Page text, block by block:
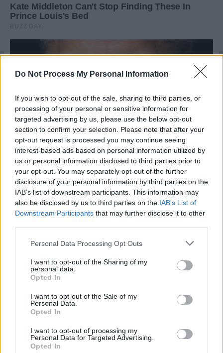
Do Not Process My Personal Information
If you wish to opt-out of the sale, sharing to third parties, or
processing of your personal or sensitive information for
targeted advertising by us, please use the below opt-out
section to confirm your selection. Please note that after your
opt-out request is processed you may continue seeing
interest-based ads based on personal information utilized by
us or personal information disclosed to third parties prior to
your opt-out. You may separately opt-out of the further
disclosure of your personal information by third parties on the
IAB’s list of downstream participants. This information may
also be disclosed by us to third parties on the IAB’s List of
Downstream Participants that may further disclose it to other
Personal Data Processing Opt Outs
I want to opt-out of the Sharing of my
personal data.
Opted In
I want to opt-out of the Sale of my
Personal Data.
Opted In
I want to opt-out of processing my
Personal Data for Targeted Advertising.
Opted In